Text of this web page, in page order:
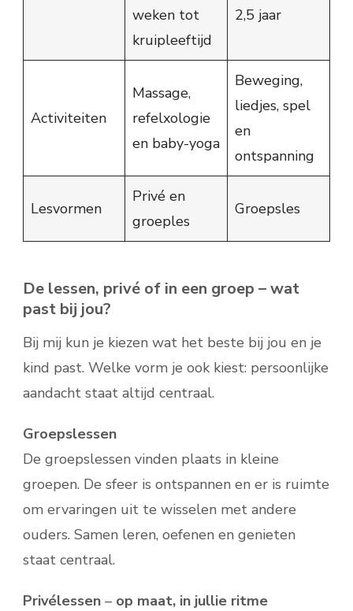
weken tot
kruipleeftijd
2,5 jaar
Activiteiten
Massage,
refelxologie
en baby-yoga
Beweging,
liedjes, spel
en
ontspanning
Lesvormen
Privé en
groeples
Groepsles
De lessen, privé of in een groep – wat
past bij jou?
Bij mij kun je kiezen wat het beste bij jou en je
kind past. Welke vorm je ook kiest: persoonlijke
aandacht staat altijd centraal.
Groepslessen
De groepslessen vinden plaats in kleine
groepen. De sfeer is ontspannen en er is ruimte
om ervaringen uit te wisselen met andere
ouders. Samen leren, oefenen en genieten
staat centraal.
Privélessen – op maat, in jullie ritme